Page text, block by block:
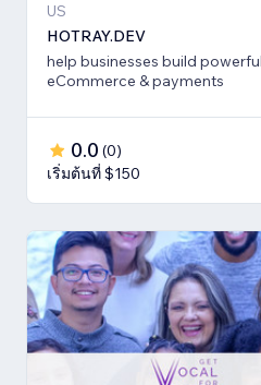
US
HOTRAY.DEV
help businesses build
eCommerce & payments
0.0 (0)
เริ่มต้นที่ $150